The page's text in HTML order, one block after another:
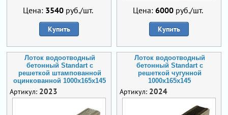
Цена: 3540руб./шт.
Купить
Цена: 6000руб./шт.
Купить
Лоток водоотводный
бетонный Standart с
решеткой штампованной
оцинкованной 1000x165x145
Артикул: 2023
Лоток водоотводный
бетонный Standart с
решеткой чугунной
1000x165x145
Артикул: 2024